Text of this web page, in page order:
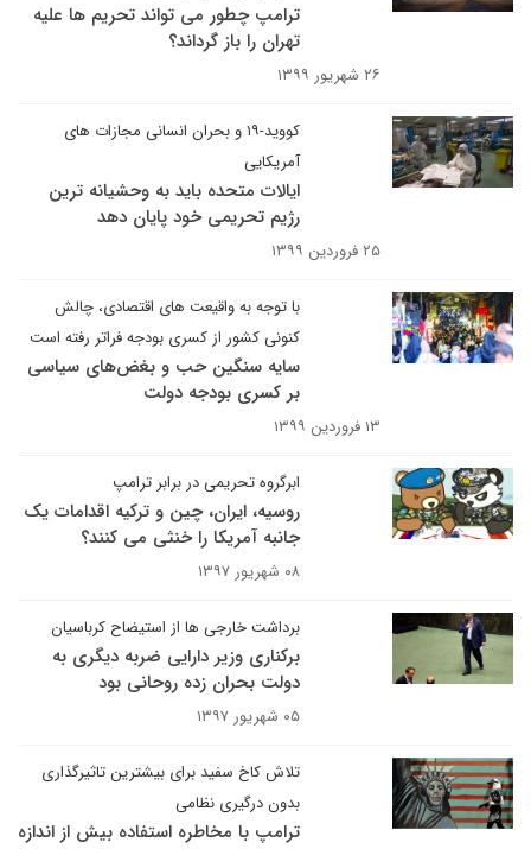
ترامپ چطور می تواند تحریم ها علیه
تهران را باز گرداند؟
۲۶ شهریور ۱۳۹۹
کووید-۱۹ و بحران انسانی مجازات های
آمریکایی
ایالات متحده باید به وحشیانه ترین
رژیم تحریمی خود پایان دهد
۲۵ فروردین ۱۳۹۹
با توجه به واقیعت های اقتصادی، چالش
کنونی کشور از کسری بودجه فراتر رفته است
سایه سنگین حب و بغض‌های سیاسی
بر کسری بودجه دولت
۱۳ فروردین ۱۳۹۹
ابرگروه تحریمی در برابر ترامپ
روسیه، ایران، چین و ترکیه اقدامات یک
جانبه آمریکا را خنثی می کنند؟
۰۸ شهریور ۱۳۹۷
برداشت خارجی ها از استیضاح کرباسیان
برکناری وزیر دارایی ضربه دیگری به
دولت بحران زده روحانی بود
۰۵ شهریور ۱۳۹۷
تلاش کاخ سفید برای بیشترین تاثیرگذاری
بدون درگیری نظامی
ترامپ با مخاطره استفاده بیش از اندازه